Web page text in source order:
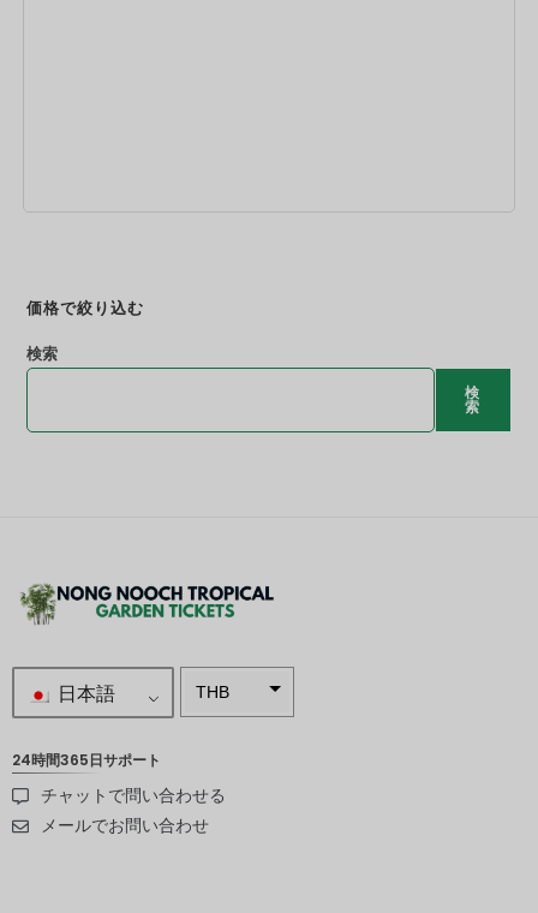
価格で絞り込む
検索
検
索
日本語 THB
スウェー
デンクロ
ーナ
24時間365日サポート
チャットで問い合わせる
メールでお問い合わせ